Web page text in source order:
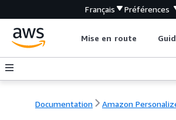
Français Préférences
Mise en route
Documentation Amazon